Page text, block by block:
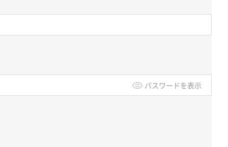
パスワードを表示